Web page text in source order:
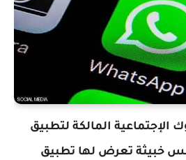
المالكة لتطبيق
خبيثة تعرض لها تطبيق